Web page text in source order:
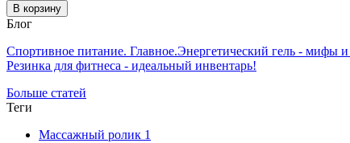
В корзину
Блог
Спортивное питание. Главное.Энергетический гель - мифы и
Резинка для фитнеса - идеальный инвентарь!
Больше статей
Теги
Массажный ролик 1